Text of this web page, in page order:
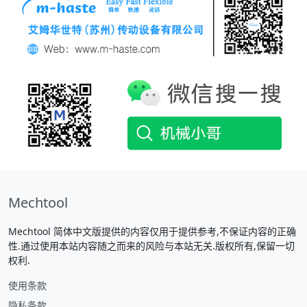
Mechtool
Mechtool 简体中文版提供的内容仅用于提供参考,不保证内容的正确
性.通过使用本站内容随之而来的风险与本站无关.版权所有,保留一切
权利.
使用条款